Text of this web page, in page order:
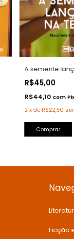
A semente
R$45,00
R$44,10 com
2x deR$22,50
Comprar
Ficção